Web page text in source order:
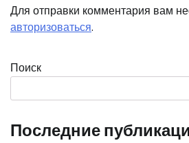
Для отправки комментария вам
авторизоваться.
Поиск
Последние